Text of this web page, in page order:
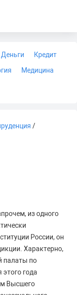
Деньги
Кредит
Медицина
/
из одного
России, он
Характерно,
палаты по
года
Высшего